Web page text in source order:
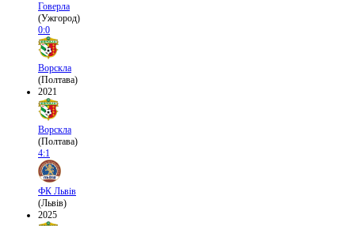
Говерла
(Ужгород)
0:0
Ворскла
(Полтава)
2021
Ворскла
(Полтава)
4:1
ФК Львів
(Львів)
2025